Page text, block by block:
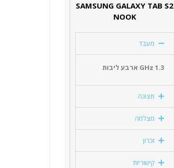
SAMSUNG GALAXY TAB S2
NOOK
מעבד
1.3 GHz ארבע ליבות
תצוגה
מצלמה
זכרון
קישוריות